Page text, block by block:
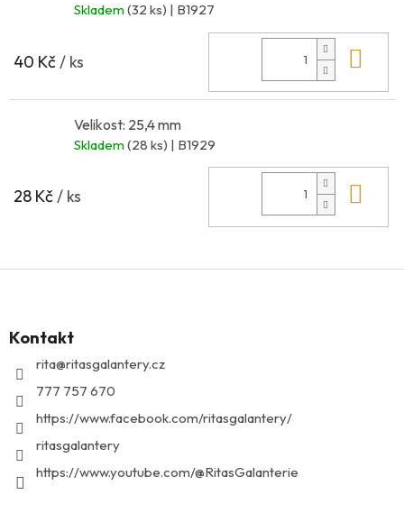
Skladem(32 ks) | B1927
40 Kč/ ks
Velikost: 25,4 mm
Skladem(28 ks) | B1929
28 Kč/ ks
Z
aKontakt
rita@ritasgalantery.cz
777 757 670
https://www.facebook.com/ritasgalantery/
ritasgalantery
https://www.youtube.com/@RitasGalanterie